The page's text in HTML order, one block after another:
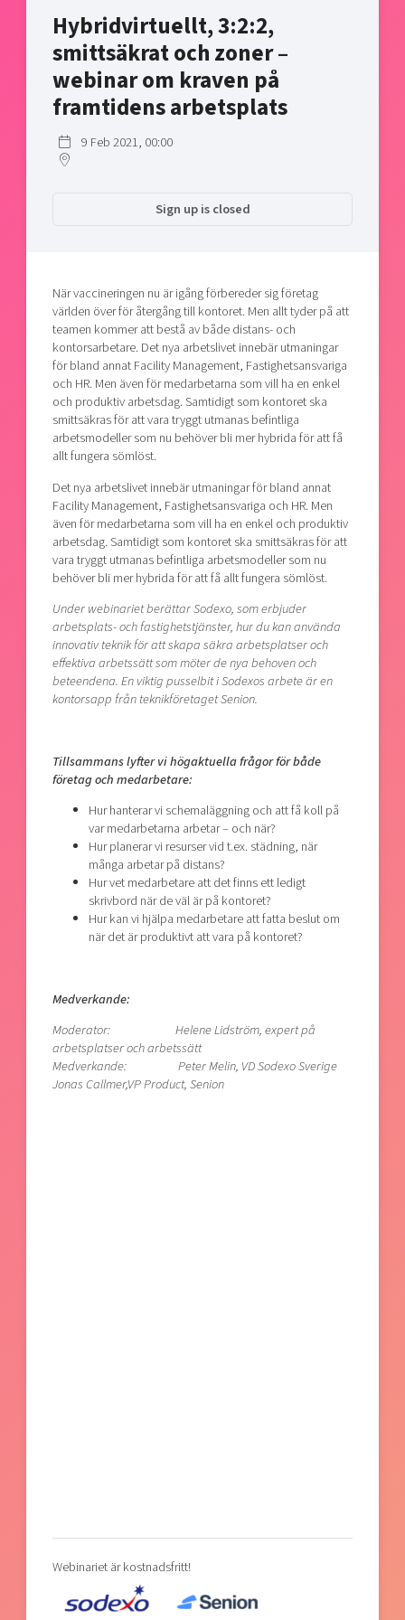
Shaping cities and regions
Bright East
East Sweden Tech Women
Reversed mentorship
Current offers and activities
Upscaling
Talent & skills
Startup & industry collaboration
Offers to boost your business
Our community of companies
Projects
Publications
Project toolbox
Our clusters
Today's lunch in Mjärdevi
Hybridvirtuellt, 3:2:2,
smittsäkrat och zoner –
webinar om kraven på
framtidens arbetsplats
9 Feb 2021, 00:00
Sign up is closed
När vaccineringen nu är igång förbereder sig företag
världen över för återgång till kontoret. Men allt tyder på att
teamen kommer att bestå av både distans- och
kontorsarbetare. Det nya arbetslivet innebär utmaningar
för bland annat Facility Management, Fastighetsansvariga
och HR. Men även för medarbetarna som vill ha en enkel
och produktiv arbetsdag. Samtidigt som kontoret ska
smittsäkras för att vara tryggt utmanas befintliga
arbetsmodeller som nu behöver bli mer hybrida för att få
allt fungera sömlöst.
Det nya arbetslivet innebär utmaningar för bland annat
Facility Management, Fastighetsansvariga och HR. Men
även för medarbetarna som vill ha en enkel och produktiv
arbetsdag. Samtidigt som kontoret ska smittsäkras för att
vara tryggt utmanas befintliga arbetsmodeller som nu
behöver bli mer hybrida för att få allt fungera sömlöst.
Under webinariet berättar Sodexo, som erbjuder
arbetsplats- och fastighetstjänster, hur du kan använda
innovativ teknik för att skapa säkra arbetsplatser och
effektiva arbetssätt som möter de nya behoven och
beteendena. En viktig pusselbit i Sodexos arbete är en
kontorsapp från teknikföretaget Senion.
Tillsammans lyfter vi högaktuella frågor för både
företag och medarbetare:
Hur hanterar vi schemaläggning och att få koll på
var medarbetarna arbetar – och när?
Hur planerar vi resurser vid t.ex. städning, när
många arbetar på distans?
Hur vet medarbetare att det finns ett ledigt
skrivbord när de väl är på kontoret?
Hur kan vi hjälpa medarbetare att fatta beslut om
när det är produktivt att vara på kontoret?
Medverkande:
Moderator: Helene Lidström, expert på
arbetsplatser och arbetssätt
Medverkande: Peter Melin, VD Sodexo Sverige
Jonas Callmer,VP Product, Senion
Webinariet är kostnadsfritt!